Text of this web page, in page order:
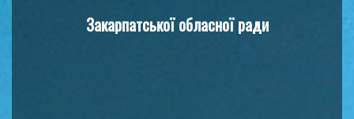
Закарпатської обласної ради